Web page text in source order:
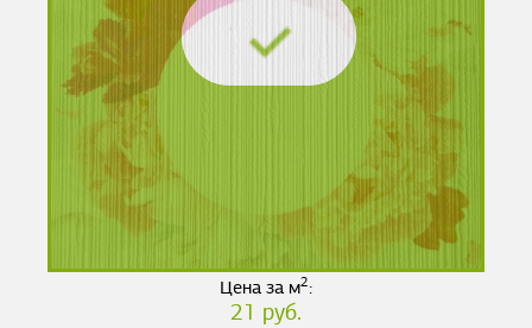
Цена за м2:
21 руб.